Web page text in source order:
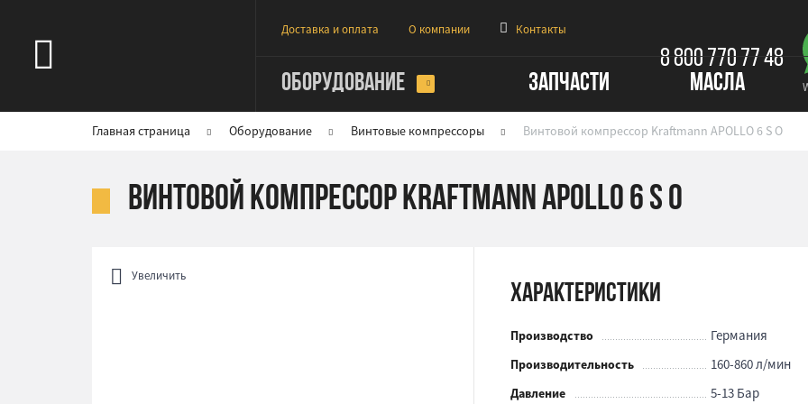
Доставка и оплата О компании Контакты
8 800 770 77 48
ОБОРУДОВАНИЕ ЗАПЧАСТИ МАСЛА
Главная страница Оборудование Винтовые компрессоры Винтовой компрессор Kraftmann APOLLO 6 S O
Винтовой компрессор Kraftmann APOLLO 6 S O
Увеличить
Характеристики
Производство Германия
Производительность 160-860 л/мин
Давление 5-13 Бар